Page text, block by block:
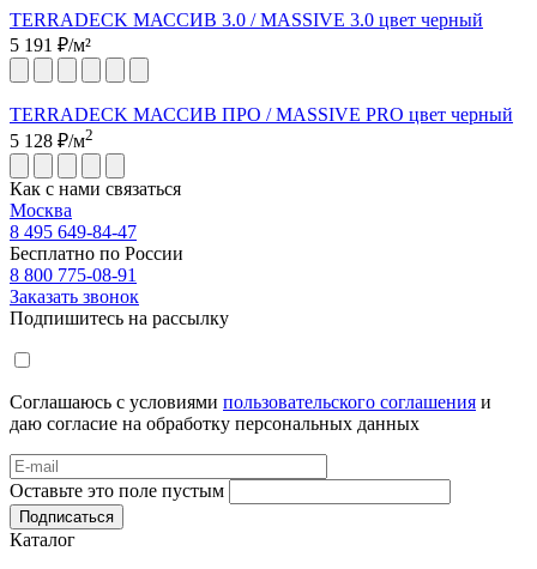
TERRADECK МАССИВ 3.0 / MASSIVE 3.0 цвет черный
5 191 ₽/м²
TERRADECK МАССИВ ПРО / MASSIVE PRO цвет черный
5 128 ₽/м2
Как с нами связаться
Москва
8 495 649-84-47
Бесплатно по России
8 800 775-08-91
Заказать звонок
Подпишитесь на рассылку
Соглашаюсь с условиями пользовательского соглашения и
даю согласие на обработку персональных данных
Оставьте это поле пустым
Подписаться
Каталог